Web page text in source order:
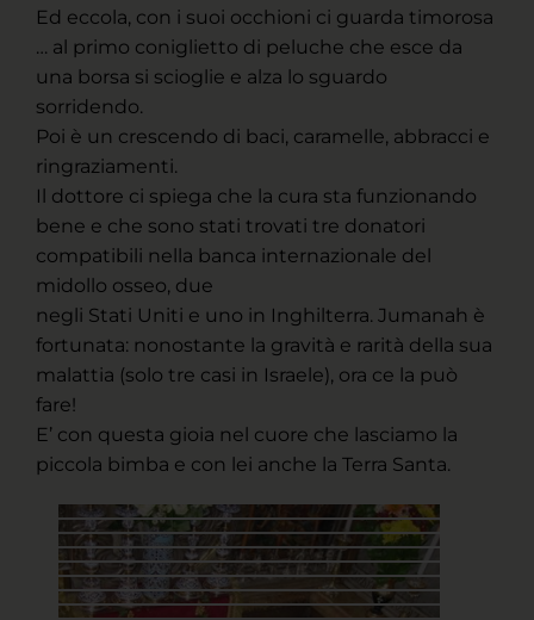
Ed eccola, con i suoi occhioni ci guarda timorosa
… al primo coniglietto di peluche che esce da
una borsa si scioglie e alza lo sguardo
sorridendo.
Poi è un crescendo di baci, caramelle, abbracci e
ringraziamenti.
Il dottore ci spiega che la cura sta funzionando
bene e che sono stati trovati tre donatori
compatibili nella banca internazionale del
midollo osseo, due
negli Stati Uniti e uno in Inghilterra. Jumanah è
fortunata: nonostante la gravità e rarità della sua
malattia (solo tre casi in Israele), ora ce la può
fare!
E’ con questa gioia nel cuore che lasciamo la
piccola bimba e con lei anche la Terra Santa.